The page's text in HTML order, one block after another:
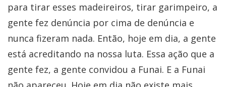
para tirar esses madeireiros, tirar garimpeiro, a
gente fez denúncia por cima de denúncia e
nunca fizeram nada. Então, hoje em dia, a gente
está acreditando na nossa luta. Essa ação que a
gente fez, a gente convidou a Funai. E a Funai